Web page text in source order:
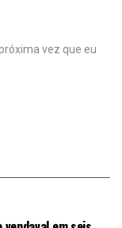
vez que eu